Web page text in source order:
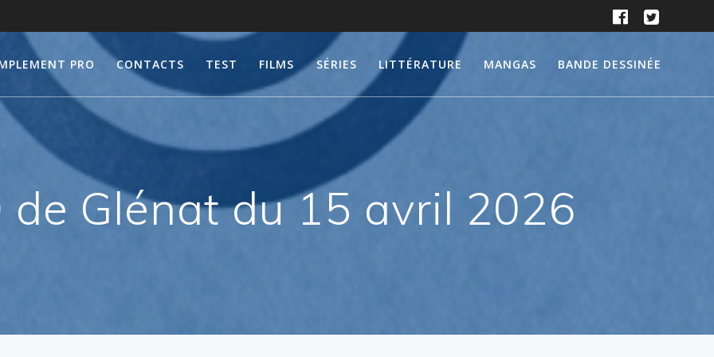
PRO CONTACTS TEST FILMS SÉRIES LITTÉRATURE MANGAS BANDE DESSINÉE
de Glénat du 15 avril 2026